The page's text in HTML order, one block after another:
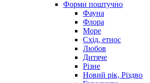
Форми поштучно
Фауна
Флора
Море
Схід, етнос
Любов
Дитяче
Різне
Новий рік, Різдво